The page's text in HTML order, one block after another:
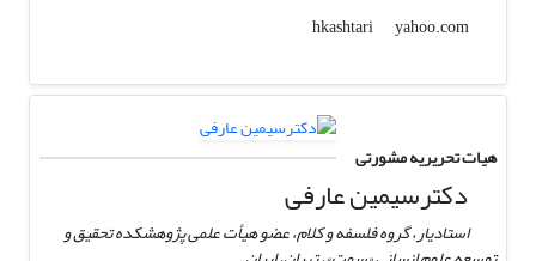
hkashtari
yahoo.com
هیات تحریریه مشورتی
دکترسیمین عارفی
استادیار، گروه فلسفه و کلام، عضو هیأت علمی پژوهشکده تحقیق و